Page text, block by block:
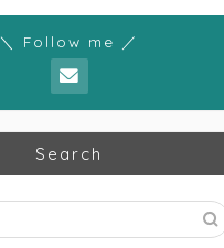
＼ Follow me ／
Search